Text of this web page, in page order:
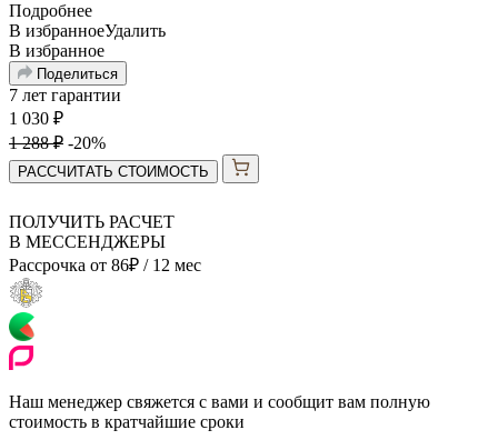
Подробнее
В избранноеУдалить
В избранное
Поделиться
7 лет гарантии
1 030 ₽
1 288₽ -20%
РАССЧИТАТЬ СТОИМОСТЬ
ПОЛУЧИТЬ РАСЧЕТ
В МЕССЕНДЖЕРЫ
Рассрочка от 86₽ / 12 мес
Наш менеджер свяжется с вами и сообщит вам полную
стоимость в кратчайшие сроки